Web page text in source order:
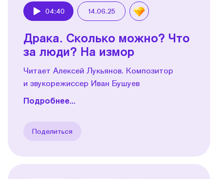
04:40 14.06.25
Драка. Сколько можно? Что
за люди? На измор
Читает Алексей Лукьянов. Композитор
и звукорежиссер Иван Бушуев
Подробнее...
Поделиться